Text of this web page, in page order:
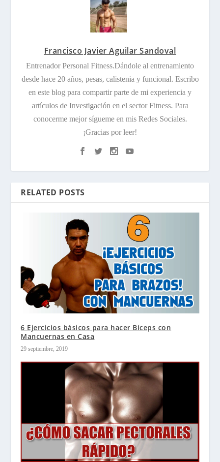
Francisco Javier Aguilar Sandoval
Entrenador Personal Fitness.Dándole al entrenamiento
desde hace 20 años, pesas, calistenia y funcional. Escribo
en este blog para compartir parte de mi experiencia y
artículos de Investigación en el sector Fitness. Para
conocerme mejor sígueme en mis Redes Sociales.
¡Gracias por leer!
RELATED POSTS
6 Ejercicios básicos para hacer Bíceps con
Mancuernas en Casa
29 septiembre, 2019